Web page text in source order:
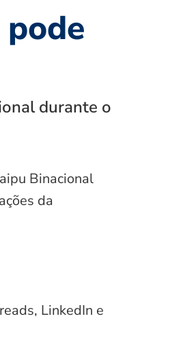
durante o
Binacional
da
LinkedIn e